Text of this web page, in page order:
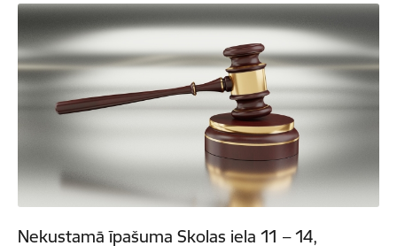
Nekustamā īpašuma Skolas iela 11 – 14,